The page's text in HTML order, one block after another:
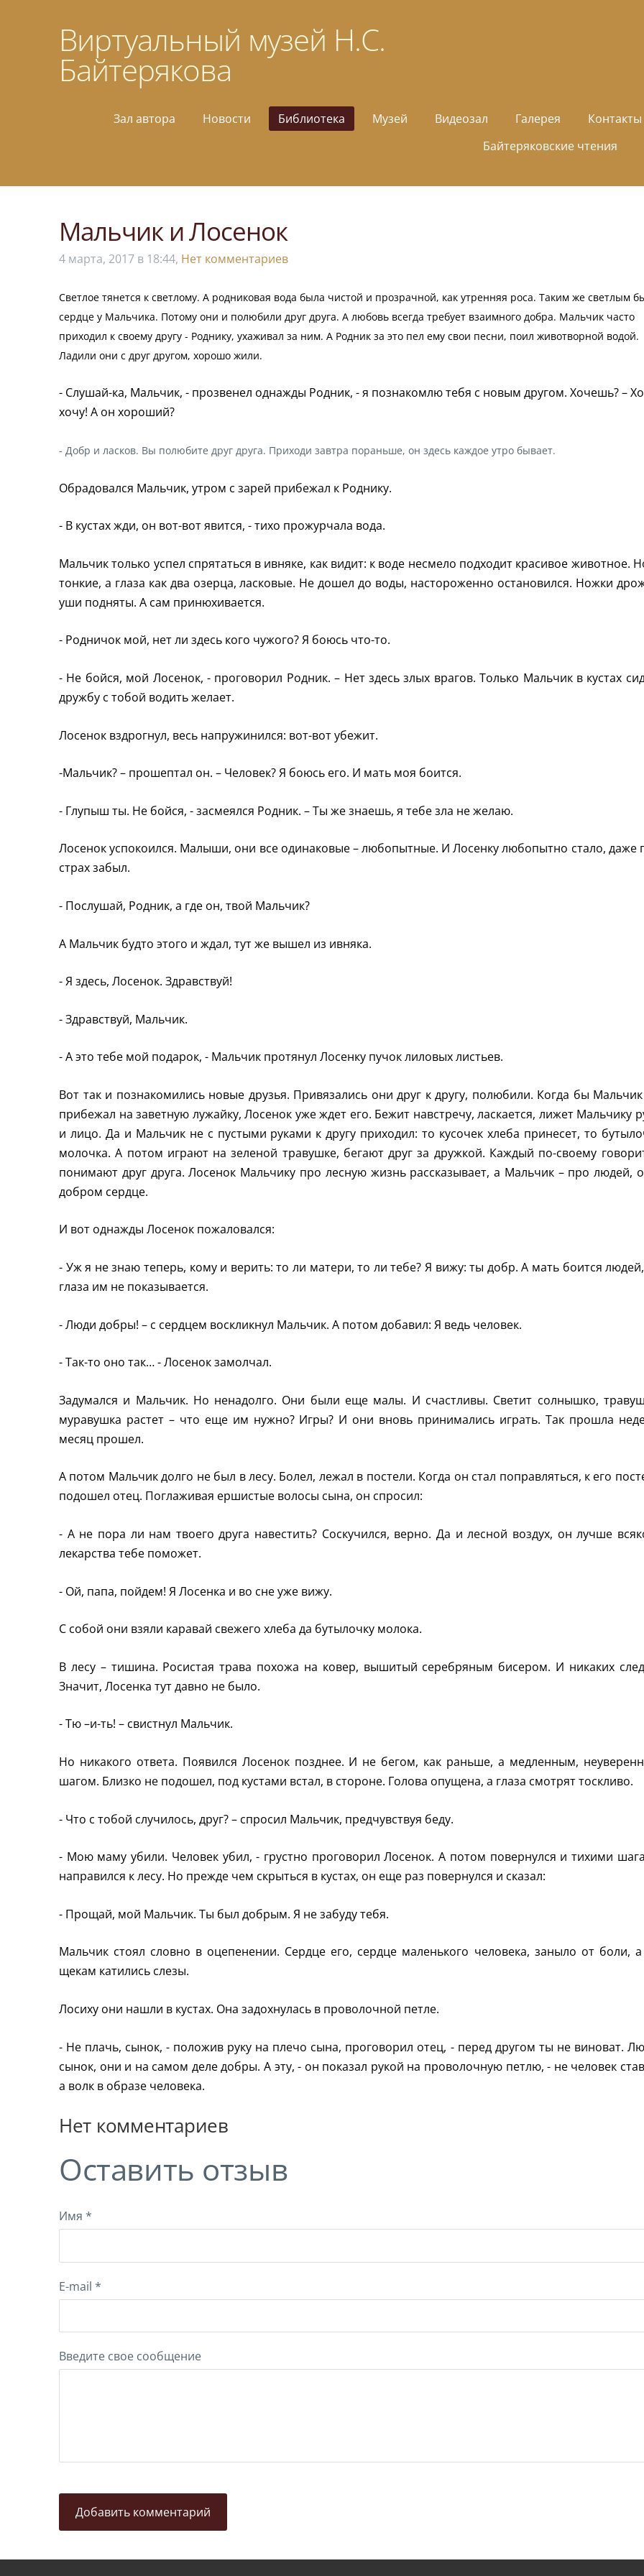
Виртуальный музей Н.С.
Байтерякова
Зал автора Новости Библиотека Музей Видеозал Галерея Контакты
Байтеряковские чтения
Мальчик и Лосенок
4 марта, 2017 в 18:44, Нет комментариев
Светлое тянется к светлому. А родниковая вода была чистой и прозрачной, как утренняя роса. Таким же светлым
сердце у Мальчика. Потому они и полюбили друг друга. А любовь всегда требует взаимного добра. Мальчик часто
приходил к своему другу - Роднику, ухаживал за ним. А Родник за это пел ему свои песни, поил животворной водой.
Ладили они с друг другом, хорошо жили.
- Слушай-ка, Мальчик, - прозвенел однажды Родник, - я познакомлю тебя с новым другом. Хочешь? –
хочу! А он хороший?
- Добр и ласков. Вы полюбите друг друга. Приходи завтра пораньше, он здесь каждое утро бывает.
Обрадовался Мальчик, утром с зарей прибежал к Роднику.
- В кустах жди, он вот-вот явится, - тихо прожурчала вода.
Мальчик только успел спрятаться в ивняке, как видит: к воде несмело подходит красивое животное.
тонкие, а глаза как два озерца, ласковые. Не дошел до воды, настороженно остановился. Ножки
уши подняты. А сам принюхивается.
- Родничок мой, нет ли здесь кого чужого? Я боюсь что-то.
- Не бойся, мой Лосенок, - проговорил Родник. – Нет здесь злых врагов. Только Мальчик в кустах
дружбу с тобой водить желает.
Лосенок вздрогнул, весь напружинился: вот-вот убежит.
-Мальчик? – прошептал он. – Человек? Я боюсь его. И мать моя боится.
- Глупыш ты. Не бойся, - засмеялся Родник. – Ты же знаешь, я тебе зла не желаю.
Лосенок успокоился. Малыши, они все одинаковые – любопытные. И Лосенку любопытно стало, даже
страх забыл.
- Послушай, Родник, а где он, твой Мальчик?
А Мальчик будто этого и ждал, тут же вышел из ивняка.
- Я здесь, Лосенок. Здравствуй!
- Здравствуй, Мальчик.
- А это тебе мой подарок, - Мальчик протянул Лосенку пучок лиловых листьев.
Вот так и познакомились новые друзья. Привязались они друг к другу, полюбили. Когда бы
прибежал на заветную лужайку, Лосенок уже ждет его. Бежит навстречу, ласкается, лижет Мальчику
и лицо. Да и Мальчик не с пустыми руками к другу приходил: то кусочек хлеба принесет, то
молочка. А потом играют на зеленой травушке, бегают друг за дружкой. Каждый по-своему
понимают друг друга. Лосенок Мальчику про лесную жизнь рассказывает, а Мальчик – про людей,
добром сердце.
И вот однажды Лосенок пожаловался:
- Уж я не знаю теперь, кому и верить: то ли матери, то ли тебе? Я вижу: ты добр. А мать боится
глаза им не показывается.
- Люди добры! – с сердцем воскликнул Мальчик. А потом добавил: Я ведь человек.
- Так-то оно так… - Лосенок замолчал.
Задумался и Мальчик. Но ненадолго. Они были еще малы. И счастливы. Светит солнышко,
муравушка растет – что еще им нужно? Игры? И они вновь принимались играть. Так прошла
месяц прошел.
А потом Мальчик долго не был в лесу. Болел, лежал в постели. Когда он стал поправляться, к его
подошел отец. Поглаживая ершистые волосы сына, он спросил:
- А не пора ли нам твоего друга навестить? Соскучился, верно. Да и лесной воздух, он лучше
лекарства тебе поможет.
- Ой, папа, пойдем! Я Лосенка и во сне уже вижу.
С собой они взяли каравай свежего хлеба да бутылочку молока.
В лесу – тишина. Росистая трава похожа на ковер, вышитый серебряным бисером. И никаких
Значит, Лосенка тут давно не было.
- Тю –и-ть! – свистнул Мальчик.
Но никакого ответа. Появился Лосенок позднее. И не бегом, как раньше, а медленным,
шагом. Близко не подошел, под кустами встал, в стороне. Голова опущена, а глаза смотрят тоскливо.
- Что с тобой случилось, друг? – спросил Мальчик, предчувствуя беду.
- Мою маму убили. Человек убил, - грустно проговорил Лосенок. А потом повернулся и тихими
направился к лесу. Но прежде чем скрыться в кустах, он еще раз повернулся и сказал:
- Прощай, мой Мальчик. Ты был добрым. Я не забуду тебя.
Мальчик стоял словно в оцепенении. Сердце его, сердце маленького человека, заныло от боли,
щекам катились слезы.
Лосиху они нашли в кустах. Она задохнулась в проволочной петле.
- Не плачь, сынок, - положив руку на плечо сына, проговорил отец, - перед другом ты не виноват.
сынок, они и на самом деле добры. А эту, - он показал рукой на проволочную петлю, - не человек
а волк в образе человека.
Нет комментариев
Оставить отзыв
Имя *
E-mail *
Введите свое сообщение